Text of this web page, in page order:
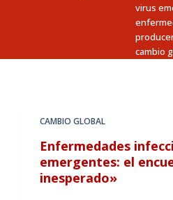
virus
cambio
CAMBIO GLOBAL
Enfermedades
emergentes: el
inesperado»